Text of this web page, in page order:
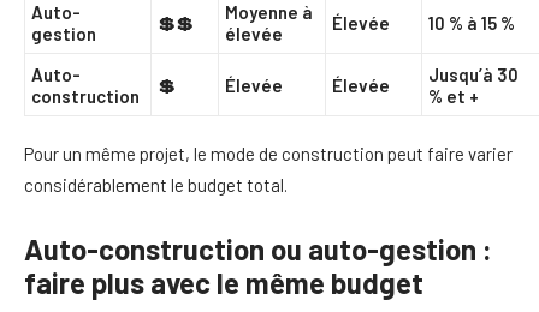
Auto-
gestion
💲💲
Moyenne à
élevée
Élevée 10 % à 15 %
Auto-
construction
💲 Élevée Élevée
Jusqu’à 30
% et +
Pour un même projet, le mode de construction peut faire varier
considérablement le budget total.
Auto-construction ou auto-gestion :
faire plus avec le même budget